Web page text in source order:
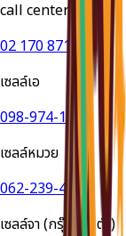
call center
02 170 8714
เซลล์เอ
098-974-1649
เซลล์หมวย
062-239-4524
เซลล์จา (กรุ๊ปส่วนตัว)